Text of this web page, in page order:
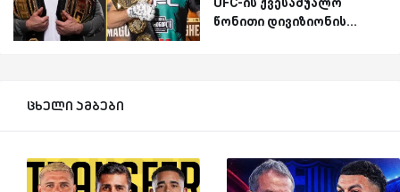
წონითი დივიზიონის...
ცხელი ამბები